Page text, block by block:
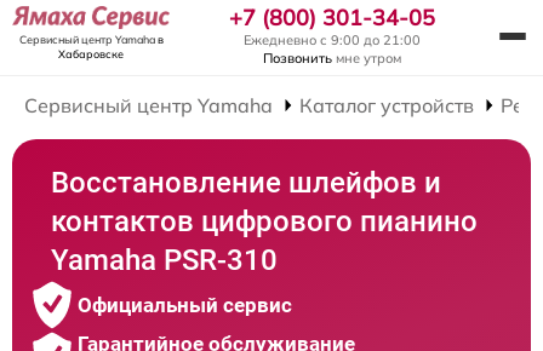
Сервисный центр Yamahaв
Хабаровске
+7 (800) 301-34-05
Ежедневно с 9:00 до 21:00
Позвонить мне утром
Сервисный центр Yamaha Каталог устройств
Восстановление шлейфов и
контактов цифрового пианино
Yamaha PSR-310
Официальный сервис
Гарантийное обслуживание